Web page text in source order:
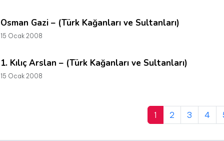
Osman Gazi – (Türk Kağanları ve Sultanları)
15 Ocak 2008
1. Kılıç Arslan – (Türk Kağanları ve Sultanları)
15 Ocak 2008
1 2 3 4